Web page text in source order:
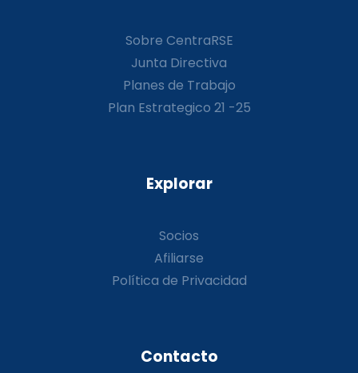
Sobre CentraRSE
Junta Directiva
Planes de Trabajo
Plan Estrategico 21 -25
Explorar
Socios
Afiliarse
Política de Privacidad
Contacto